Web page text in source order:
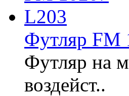
Футляр FM
Футляр на
воздейст..